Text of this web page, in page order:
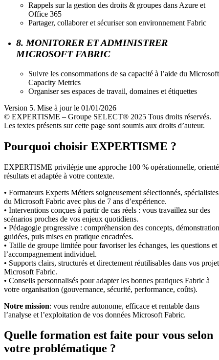
Rappels sur la gestion des droits & groupes dans Azure et
Office 365
Partager, collaborer et sécuriser son environnement Fabric
8. MONITORER ET ADMINISTRER
MICROSOFT FABRIC
Suivre les consommations de sa capacité à l’aide du Microsoft
Capacity Metrics
Organiser ses espaces de travail, domaines et étiquettes
Version 5. Mise à jour le 01/01/2026
© EXPERTISME – Groupe SELECT® 2025 Tous droits réservés.
Les textes présents sur cette page sont soumis aux droits d’auteur.
Pourquoi choisir EXPERTISME ?
EXPERTISME privilégie une approche 100 % opérationnelle,
résultats et adaptée à votre contexte.
• Formateurs Experts Métiers soigneusement sélectionnés, spécialistes
du Microsoft Fabric avec plus de 7 ans d’expérience.
• Interventions conçues à partir de cas réels : vous travaillez sur des
scénarios proches de vos enjeux quotidiens.
• Pédagogie progressive : compréhension des concepts,
guidées, puis mises en pratique encadrées.
• Taille de groupe limitée pour favoriser les échanges, les questions et
l’accompagnement individuel.
• Supports clairs, structurés et directement réutilisables dans vos
Microsoft Fabric.
• Conseils personnalisés pour adapter les bonnes pratiques Fabric à
votre organisation (gouvernance, sécurité, performance, coûts).
Notre mission: vous rendre autonome, efficace et rentable dans
l’analyse et l’exploitation de vos données Microsoft Fabric.
Quelle formation est faite pour vous selon
votre problématique ?